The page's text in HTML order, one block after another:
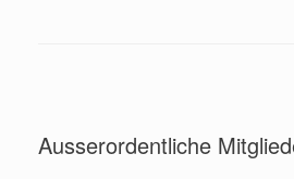
Ausserordentliche